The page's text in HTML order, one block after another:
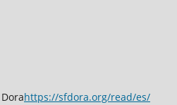
https://sfdora.org/read/es/